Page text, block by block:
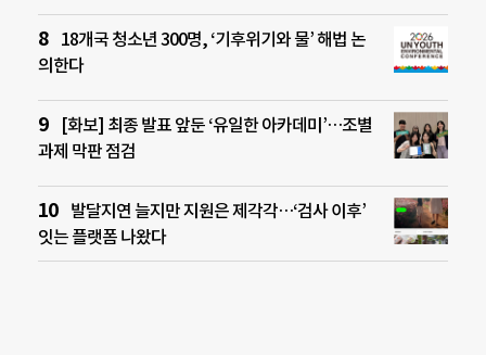
18개국 청소년 300명, ‘기후위기와 물’ 해법 논
의한다
[화보] 최종 발표 앞둔 ‘유일한 아카데미’…조별
과제 막판 점검
발달지연 늘지만 지원은 제각각…‘검사 이후’
잇는 플랫폼 나왔다